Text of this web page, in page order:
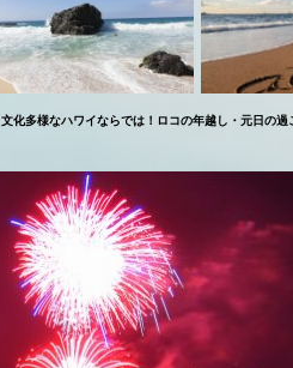
文化多様なハワイならでは！ロコの年越し・元日の過